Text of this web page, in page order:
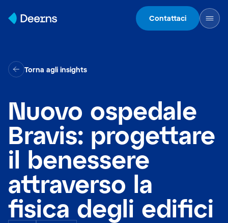
Contattaci
Torna agli insights
Nuovo ospedale
Bravis: progettare
il benessere
attraverso la
fisica degli edifici